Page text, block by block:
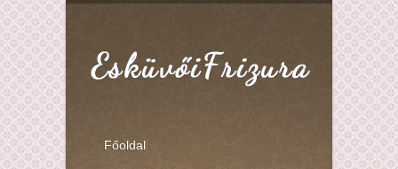
Főoldal